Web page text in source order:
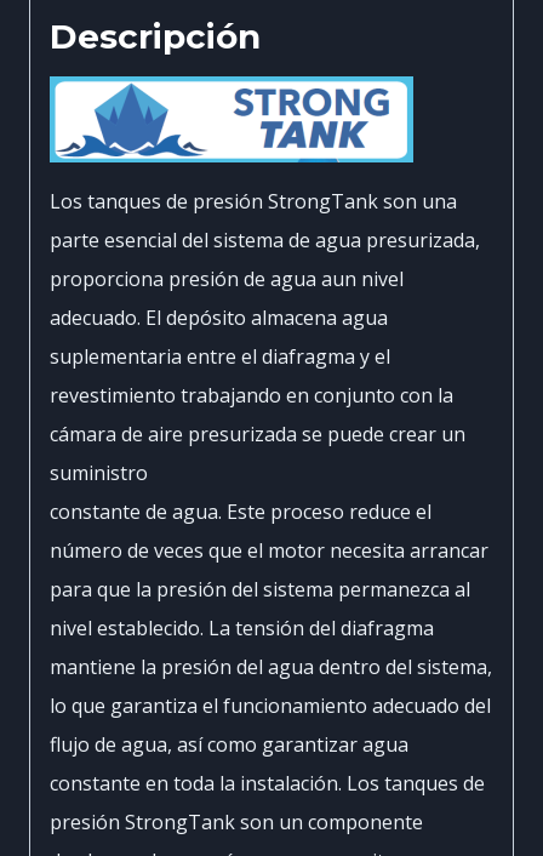
Descripción
Los tanques de presión StrongTank son una
parte esencial del sistema de agua presurizada,
proporciona presión de agua aun nivel
adecuado. El depósito almacena agua
suplementaria entre el diafragma y el
revestimiento trabajando en conjunto con la
cámara de aire presurizada se puede crear un
suministro
constante de agua. Este proceso reduce el
número de veces que el motor necesita arrancar
para que la presión del sistema permanezca al
nivel establecido. La tensión del diafragma
mantiene la presión del agua dentro del sistema,
lo que garantiza el funcionamiento adecuado del
flujo de agua, así como garantizar agua
constante en toda la instalación. Los tanques de
presión StrongTank son un componente